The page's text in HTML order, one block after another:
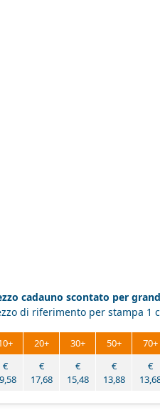
cadauno scontato per
di riferimento per stampa 1
20+ 30+ 50+ 70+
€
€
17,68
€
15,48
€
13,88
€